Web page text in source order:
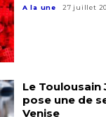
A la une 27 juillet
Le Toulousain
pose une de
Venise